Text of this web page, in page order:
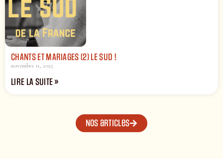
CHANTS ET MARIAGES (2) LE SUD !
novembre 11, 2025
LIRE LA SUITE »
Nos articles